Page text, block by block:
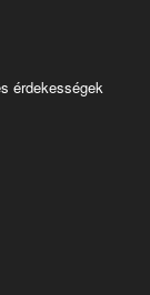
érdekességek